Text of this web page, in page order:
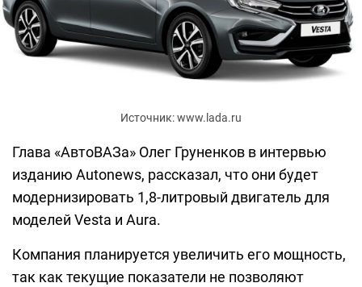
Источник: www.lada.ru
Глава «АвтоВАЗа» Олег Груненков в интервью
изданию Autonews, рассказал, что они будет
модернизировать 1,8-литровый двигатель для
моделей Vesta и Aura.
Компания планируется увеличить его мощность,
так как текущие показатели не позволяют